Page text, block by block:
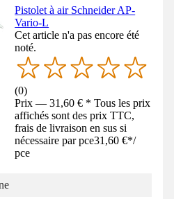
Pistolet à air Schneider AP-
Vario-L
Cet article n'a pas encore été
noté.
(0)
Prix — 31,60 € * Tous les prix
affichés sont des prix TTC,
frais de livraison en sus si
nécessaire par pce31,60 €*/
pce